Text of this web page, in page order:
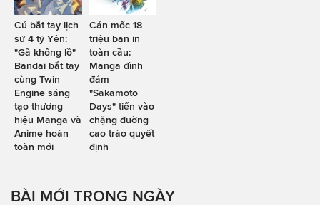
Cú bắt tay lịch
sử 4 tỷ Yên:
"Gã khổng lồ"
Bandai bắt tay
cùng Twin
Engine sáng
tạo thương
hiệu Manga và
Anime hoàn
toàn mới
Cán mốc 18
triệu bản in
toàn cầu:
Manga đình
đám
"Sakamoto
Days" tiến vào
chặng đường
cao trào quyết
định
BÀI MỚI TRONG NGÀY